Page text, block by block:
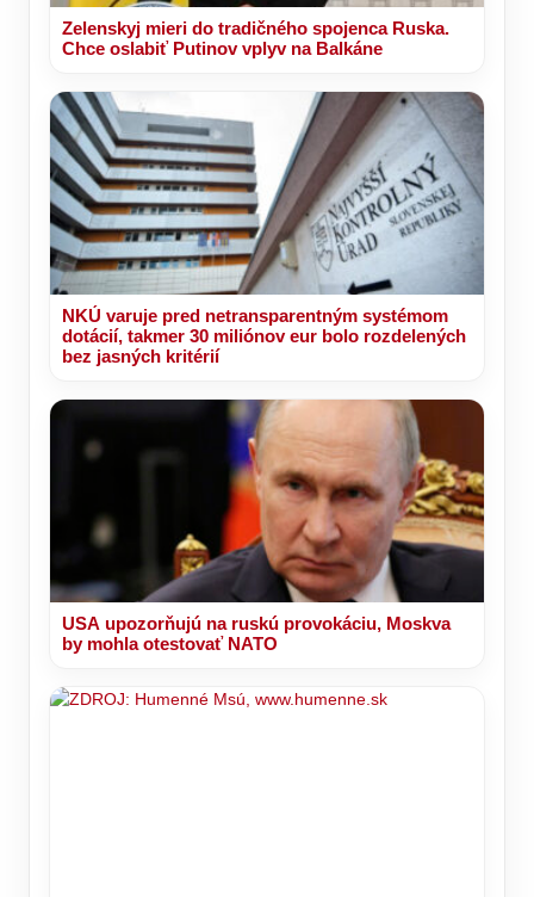
Zelenskyj mieri do tradičného spojenca Ruska.
Chce oslabiť Putinov vplyv na Balkáne
NKÚ varuje pred netransparentným systémom
dotácií, takmer 30 miliónov eur bolo rozdelených
bez jasných kritérií
USA upozorňujú na ruskú provokáciu, Moskva
by mohla otestovať NATO